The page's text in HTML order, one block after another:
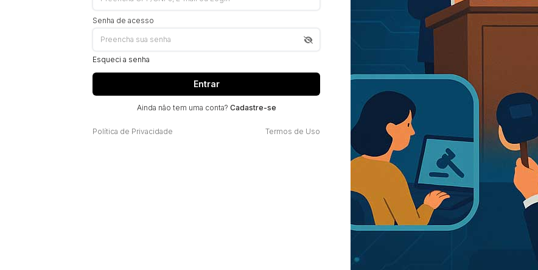
Senha de acesso
Esqueci a senha
Entrar
Ainda não tem uma conta? Cadastre-se
Política de Privacidade Termos de Uso